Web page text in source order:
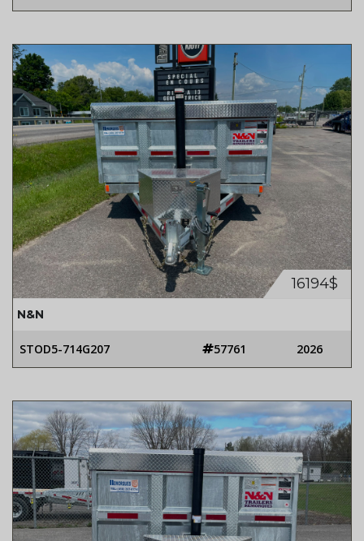
16194$
N&N
STOD5-714G207 57761 2026